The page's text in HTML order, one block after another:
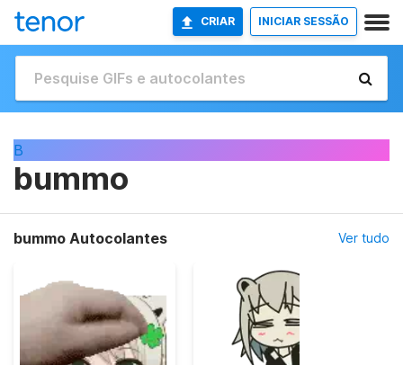
CRIAR INICIAR SESSÃO
B
bummo
bummo Autocolantes Ver tudo